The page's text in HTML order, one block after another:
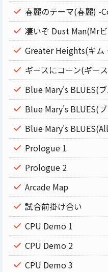
春麗のテーマ(春麗) -
凄いぞ Dust Man(Mr
Greater Heights(キム
ギースにコーン(ギー
Blue Mary's BLUES(
Blue Mary's BLUES(
Blue Mary's
Prologue 1
Prologue 2
Arcade Map
試合前掛け合い
CPU Demo 1
CPU Demo 2
CPU Demo 3